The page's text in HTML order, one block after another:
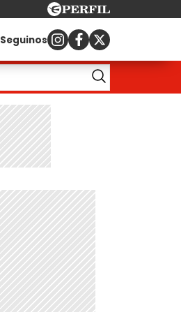
Seguinos